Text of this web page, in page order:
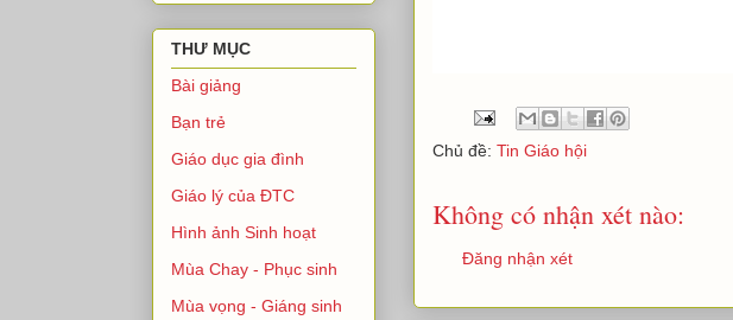
Chủ đề: Tin Giáo hội
Không có nhận xét nào:
Đăng nhận xét
THƯ MỤC
Bài giảng
Bạn trẻ
Giáo dục gia đình
Giáo lý của ĐTC
Hình ảnh Sinh hoạt
Mùa Chay - Phục sinh
Mùa vọng - Giáng sinh